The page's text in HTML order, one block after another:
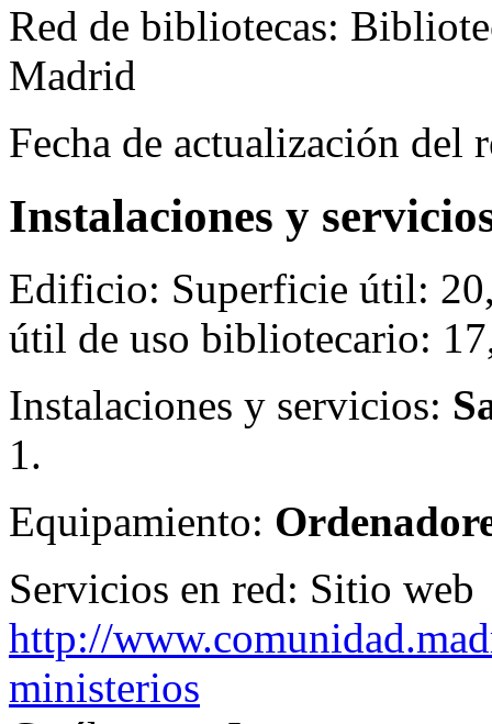
Red de bibliotecas:
Madrid
Fecha de actualización del
Instalaciones y
Edificio: Superficie útil:
útil de uso bibliotecario:
Instalaciones y servicios:
1.
Equipamiento:
Servicios en red: Sitio web
http://
ministerios